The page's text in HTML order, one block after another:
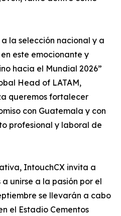
la selección nacional y a
este emocionante y
hacia el Mundial 2026”
Head of LATAM,
queremos fortalecer
con Guatemala y con
profesional y laboral de
IntouchCX invita a
unirse a la pasión por el
se llevarán a cabo
el Estadio Cementos